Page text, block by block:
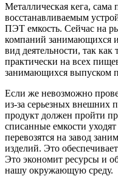
Металлическая кега, сама
восстанавливаемым
ПЭТ емкость. Сейчас на
компаний занимающихся
вид деятельности, так
практически на всех
занимающихся выпуском
Если же невозможно
из-за серьезных внешних
продукт должен пройти
списанные емкости
перевозятся на завод
изделий. Это
Это экономит ресурсы и
нашу окружающую среду.